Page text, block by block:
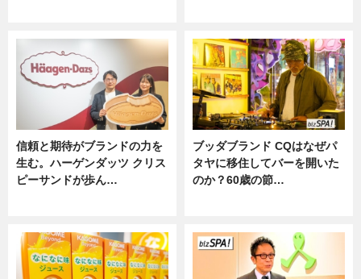
信頼と期待がブランドの力を
生む。ハーゲンダッツ クリス
ピーサンドが歩ん…
ブッダブランド CQはなぜパ
タヤに移住してバーを開いた
のか？60歳の節…